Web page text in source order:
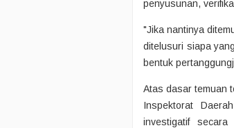
penyusunan,
"Jika nantinya
ditelusuri siapa
bentuk
Atas dasar temuan
Inspektorat
investigatif